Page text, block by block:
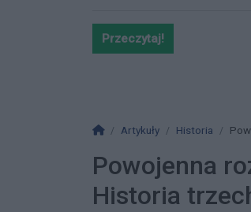
Przeczytaj!
Strona główna
Artykuły Historia
Powojenna
Historia